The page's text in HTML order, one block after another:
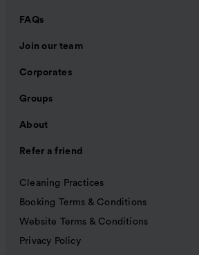
FAQs
Join our team
Corporates
Groups
About
Refer a friend
Cleaning Practices
Booking Terms & Conditions
Website Terms & Conditions
Privacy Policy